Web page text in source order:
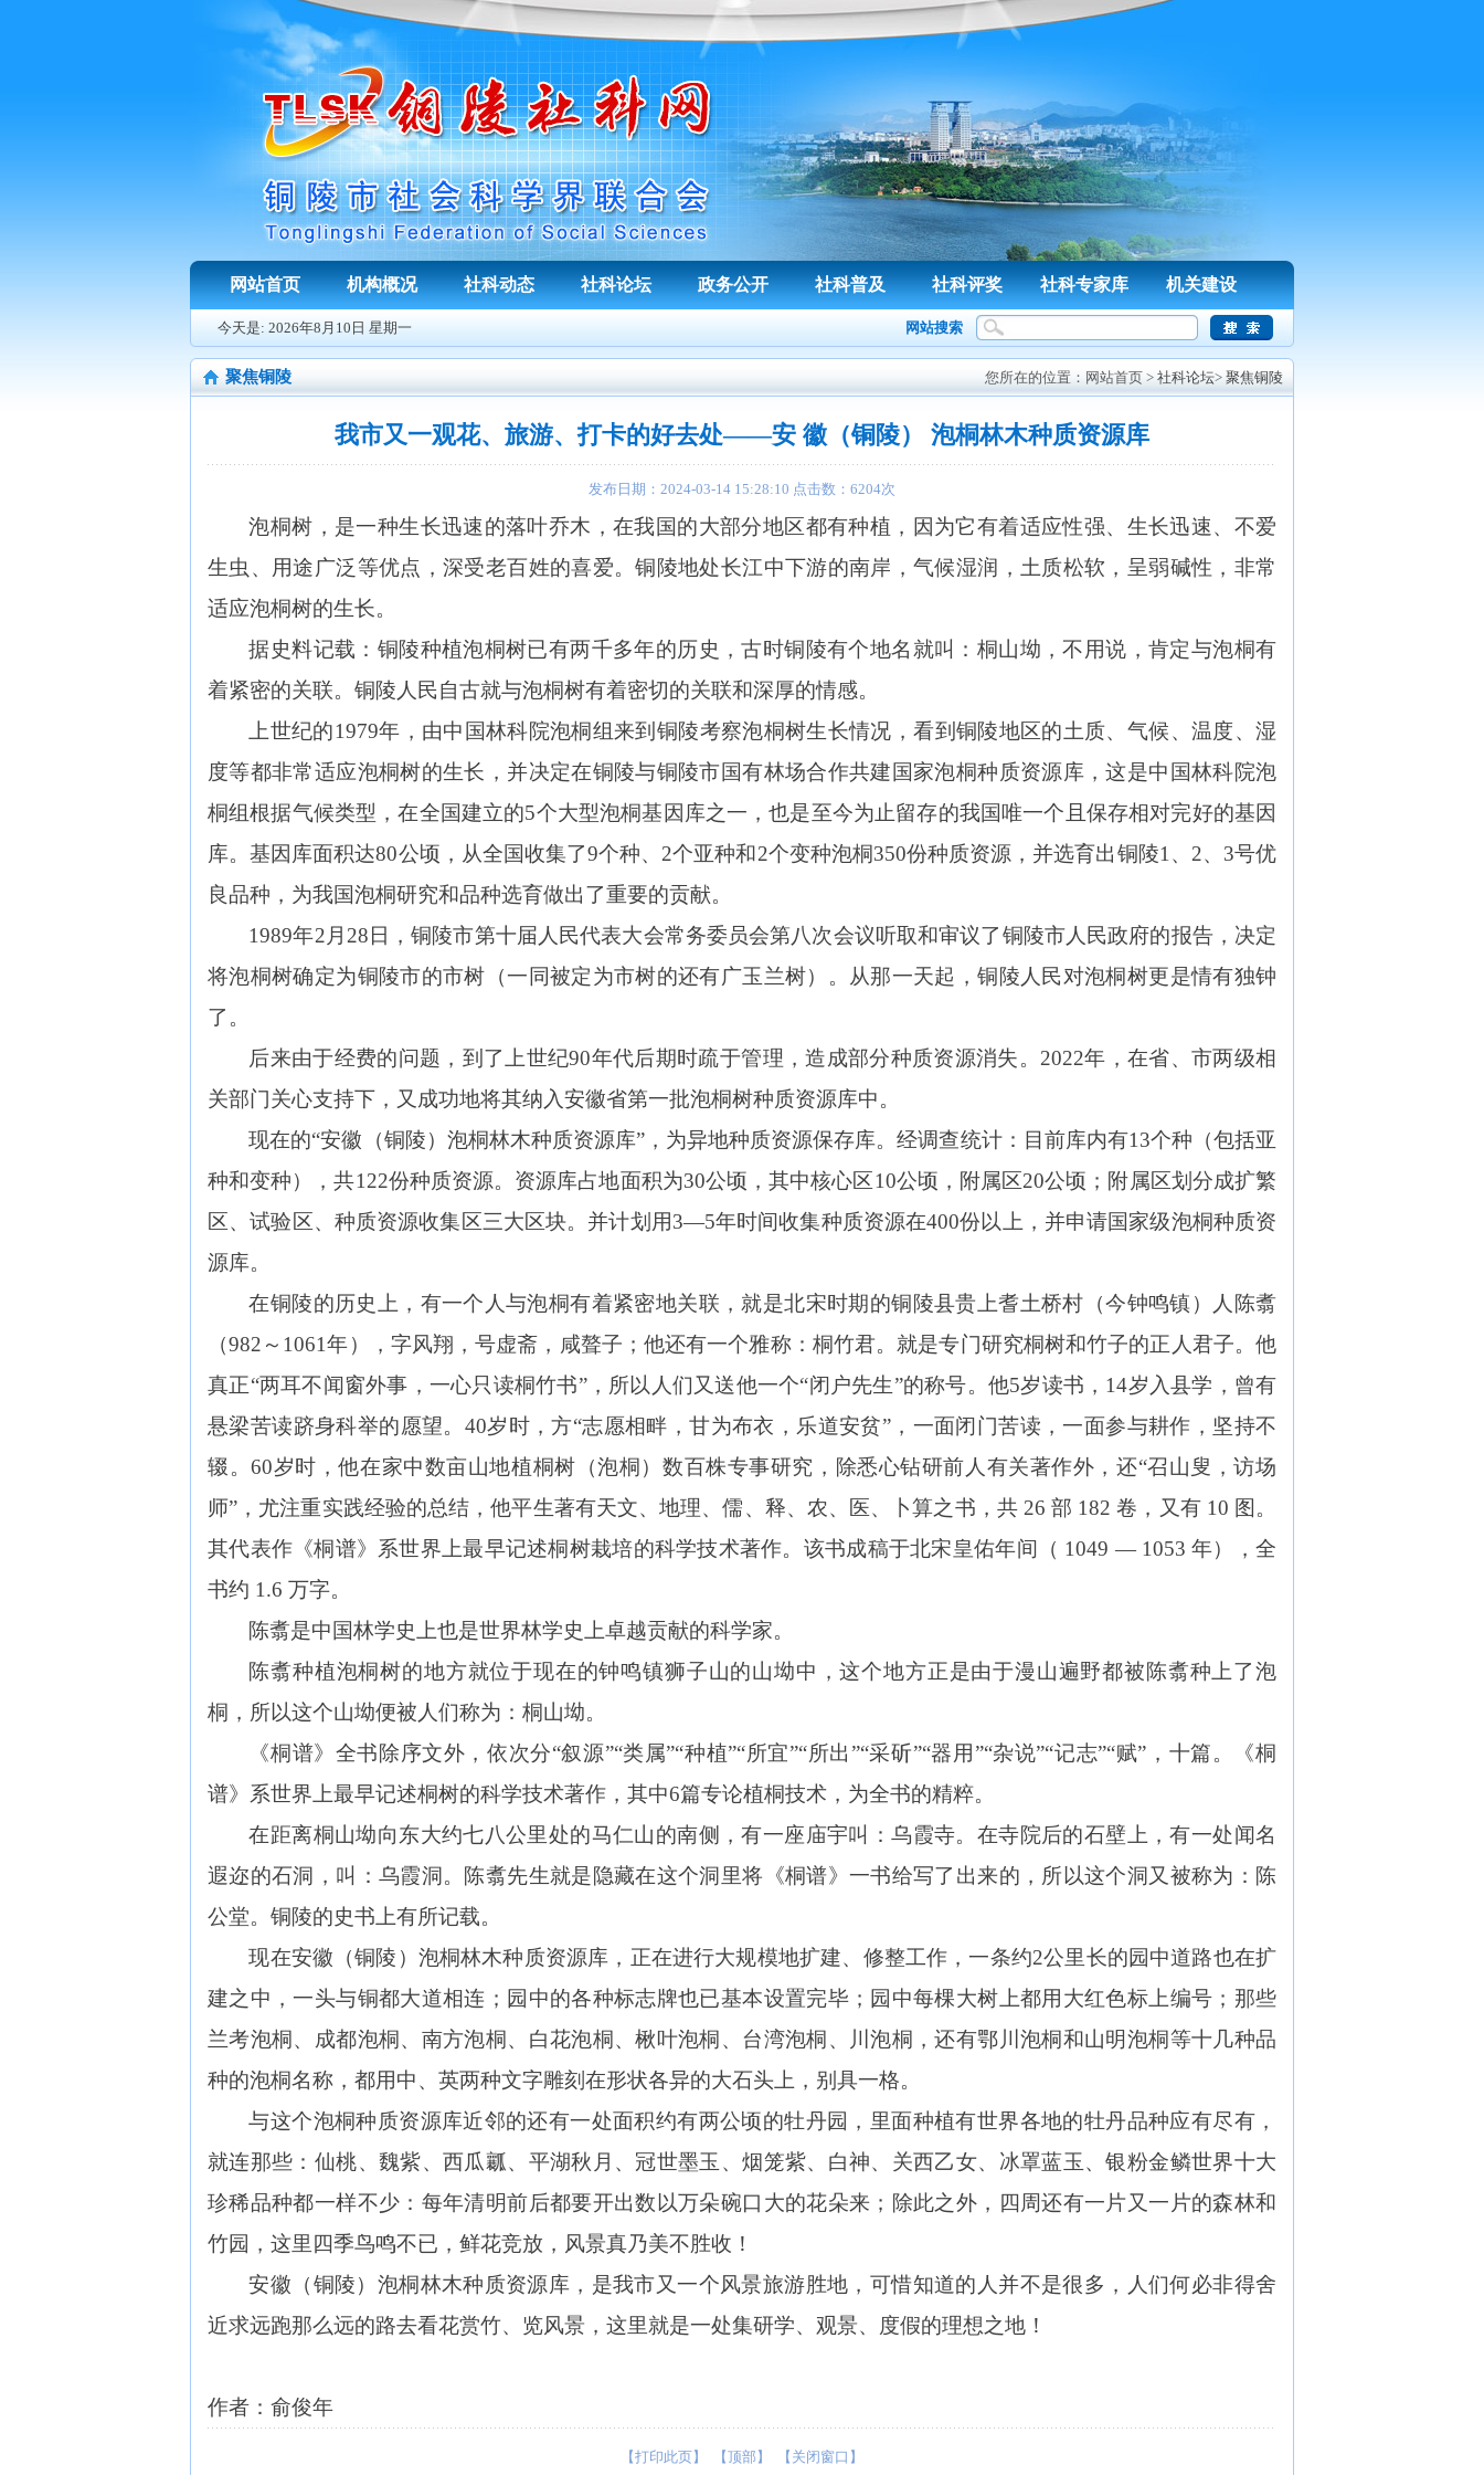
网站首页 机构概况 社科动态 社科论坛 政务公开 社科普及 社科评奖 社科专家库 机关建设
今天是: 2026年8月10日 星期一 网站搜索
聚焦铜陵 您所在的位置： 网站首页 > 社科论坛> 聚焦铜陵
我市又一观花、旅游、打卡的好去处——安 徽（铜陵） 泡桐林木种质资源库
发布日期： 2024-03-14 15:28:10 点击数： 6204次
泡桐树，是一种生长迅速的落叶乔木，在我国的大部分地区都有种植，因为它有着适应性强、生长迅速、不爱
生虫、用途广泛等优点，深受老百姓的喜爱。铜陵地处长江中下游的南岸，气候湿润，土质松软，呈弱碱性，非常
适应泡桐树的生长。
据史料记载：铜陵种植泡桐树已有两千多年的历史，古时铜陵有个地名就叫：桐山坳，不用说，肯定与泡桐有
着紧密的关联。铜陵人民自古就与泡桐树有着密切的关联和深厚的情感。
上世纪的1979年，由中国林科院泡桐组来到铜陵考察泡桐树生长情况，看到铜陵地区的土质、气候、温度、湿
度等都非常适应泡桐树的生长，并决定在铜陵与铜陵市国有林场合作共建国家泡桐种质资源库，这是中国林科院泡
桐组根据气候类型，在全国建立的5个大型泡桐基因库之一，也是至今为止留存的我国唯一个且保存相对完好的基因
库。基因库面积达80公顷，从全国收集了9个种、2个亚种和2个变种泡桐350份种质资源，并选育出铜陵1、2、3号优
良品种，为我国泡桐研究和品种选育做出了重要的贡献。
1989年2月28日，铜陵市第十届人民代表大会常务委员会第八次会议听取和审议了铜陵市人民政府的报告，决定
将泡桐树确定为铜陵市的市树（一同被定为市树的还有广玉兰树）。从那一天起，铜陵人民对泡桐树更是情有独钟
了。
后来由于经费的问题，到了上世纪90年代后期时疏于管理，造成部分种质资源消失。2022年，在省、市两级相
关部门关心支持下，又成功地将其纳入安徽省第一批泡桐树种质资源库中。
现在的“安徽（铜陵）泡桐林木种质资源库”，为异地种质资源保存库。经调查统计：目前库内有13个种（包括亚
种和变种），共122份种质资源。资源库占地面积为30公顷，其中核心区10公顷，附属区20公顷；附属区划分成扩繁
区、试验区、种质资源收集区三大区块。并计划用3—5年时间收集种质资源在400份以上，并申请国家级泡桐种质资
源库。
在铜陵的历史上，有一个人与泡桐有着紧密地关联，就是北宋时期的铜陵县贵上耆土桥村（今钟鸣镇）人陈翥
（982～1061年），字风翔，号虚斋，咸聱子；他还有一个雅称：桐竹君。就是专门研究桐树和竹子的正人君子。他
真正“两耳不闻窗外事，一心只读桐竹书”，所以人们又送他一个“闭户先生”的称号。他5岁读书，14岁入县学，曾有
悬梁苦读跻身科举的愿望。40岁时，方“志愿相畔，甘为布衣，乐道安贫”，一面闭门苦读，一面参与耕作，坚持不
辍。60岁时，他在家中数亩山地植桐树（泡桐）数百株专事研究，除悉心钻研前人有关著作外，还“召山叟，访场
师”，尤注重实践经验的总结，他平生著有天文、地理、儒、释、农、医、卜算之书，共 26 部 182 卷，又有 10 图。
其代表作《桐谱》系世界上最早记述桐树栽培的科学技术著作。该书成稿于北宋皇佑年间（ 1049 — 1053 年），全
书约 1.6 万字。
陈翥是中国林学史上也是世界林学史上卓越贡献的科学家。
陈翥种植泡桐树的地方就位于现在的钟鸣镇狮子山的山坳中，这个地方正是由于漫山遍野都被陈翥种上了泡
桐，所以这个山坳便被人们称为：桐山坳。
《桐谱》全书除序文外，依次分“叙源”“类属”“种植”“所宜”“所出”“采斫”“器用”“杂说”“记志”“赋”，十篇。《桐
谱》系世界上最早记述桐树的科学技术著作，其中6篇专论植桐技术，为全书的精粹。
在距离桐山坳向东大约七八公里处的马仁山的南侧，有一座庙宇叫：乌霞寺。在寺院后的石壁上，有一处闻名
遐迩的石洞，叫：乌霞洞。陈翥先生就是隐藏在这个洞里将《桐谱》一书给写了出来的，所以这个洞又被称为：陈
公堂。铜陵的史书上有所记载。
现在安徽（铜陵）泡桐林木种质资源库，正在进行大规模地扩建、修整工作，一条约2公里长的园中道路也在扩
建之中，一头与铜都大道相连；园中的各种标志牌也已基本设置完毕；园中每棵大树上都用大红色标上编号；那些
兰考泡桐、成都泡桐、南方泡桐、白花泡桐、楸叶泡桐、台湾泡桐、川泡桐，还有鄂川泡桐和山明泡桐等十几种品
种的泡桐名称，都用中、英两种文字雕刻在形状各异的大石头上，别具一格。
与这个泡桐种质资源库近邻的还有一处面积约有两公顷的牡丹园，里面种植有世界各地的牡丹品种应有尽有，
就连那些：仙桃、魏紫、西瓜瓤、平湖秋月、冠世墨玉、烟笼紫、白神、关西乙女、冰罩蓝玉、银粉金鳞世界十大
珍稀品种都一样不少：每年清明前后都要开出数以万朵碗口大的花朵来；除此之外，四周还有一片又一片的森林和
竹园，这里四季鸟鸣不已，鲜花竞放，风景真乃美不胜收！
安徽（铜陵）泡桐林木种质资源库，是我市又一个风景旅游胜地，可惜知道的人并不是很多，人们何必非得舍
近求远跑那么远的路去看花赏竹、览风景，这里就是一处集研学、观景、度假的理想之地！
作者：俞俊年
【打印此页】 【顶部】 【关闭窗口】